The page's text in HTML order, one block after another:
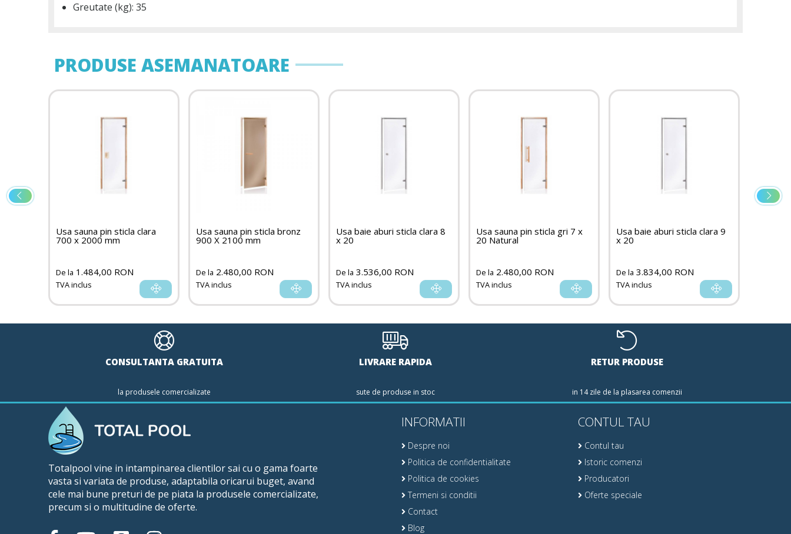
Greutate (kg): 35
PRODUSE ASEMANATOARE
Usa sauna pin sticla clara
700 x 2000 mm
De la 1.484,00 RON
TVA inclus
Usa sauna pin sticla bronz
900 X 2100 mm
De la 2.480,00 RON
TVA inclus
Usa baie aburi sticla clara 8
x 20
De la 3.536,00 RON
TVA inclus
Usa sauna pin sticla gri 7 x
20 Natural
De la 2.480,00 RON
TVA inclus
Usa baie aburi sticla clara 9
x 20
De la 3.834,00 RON
TVA inclus
CONSULTANTA GRATUITA
la produsele comercializate
LIVRARE RAPIDA
sute de produse in stoc
RETUR PRODUSE
in 14 zile de la plasarea comenzii
Totalpool vine in intampinarea clientilor sai cu o gama foarte
vasta si variata de produse, adaptabila oricarui buget, avand
cele mai bune preturi de pe piata la produsele comercializate,
precum si o multitudine de oferte.
INFORMATII
Despre noi
Politica de confidentialitate
Politica de cookies
Termeni si conditii
Contact
Blog
CONTUL TAU
Contul tau
Istoric comenzi
Producatori
Oferte speciale